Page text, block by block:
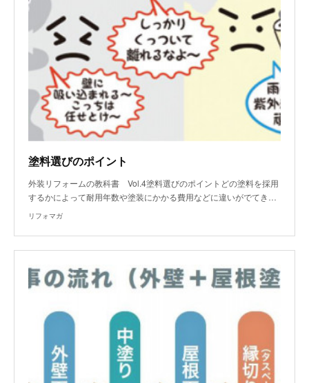
塗料選びのポイント
外装リフォームの教科書 Vol.4塗料選びのポイントどの塗料を採用
するかによって耐用年数や塗装にかかる費用などに違いがでてき…
リフォマガ